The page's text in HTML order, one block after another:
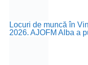
Locuri de muncă în
2026. AJOFM Alba a